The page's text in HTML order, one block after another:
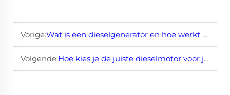
Vorige:Wat is een dieselgenerator en hoe werkt hij?
Volgende:Hoe kies je de juiste dieselmotor voor je behoeften?